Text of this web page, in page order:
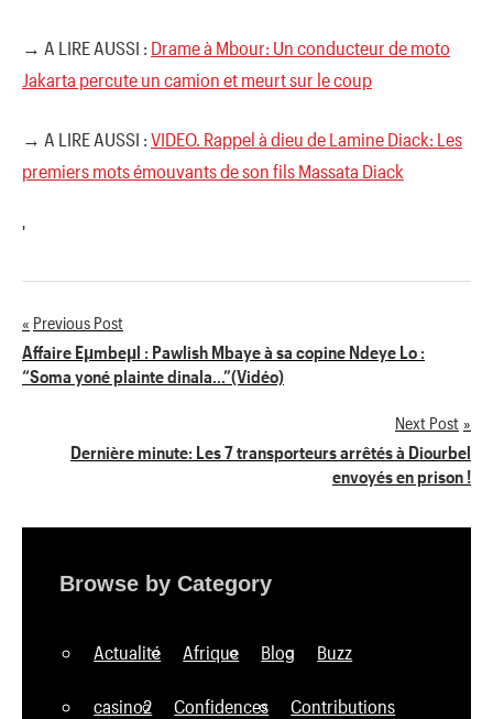
→ A LIRE AUSSI : Drame à Mbour: Un conducteur de moto
Jakarta percute un camion et meurt sur le coup
→ A LIRE AUSSI : VIDEO. Rappel à dieu de Lamine Diack: Les
premiers mots émouvants de son fils Massata Diack
'
Navigation
de
Previous Post
Affaire Eµmbeµl : Pawlish Mbaye à sa copine Ndeye Lo :
“Soma yoné plainte dinala…”(Vidéo)
Next Post
Dernière minute: Les 7 transporteurs arrêtés à Diourbel
envoyés en prison !
Browse by Category
Actualité Afrique Blog Buzz
casino2 Confidences Contributions